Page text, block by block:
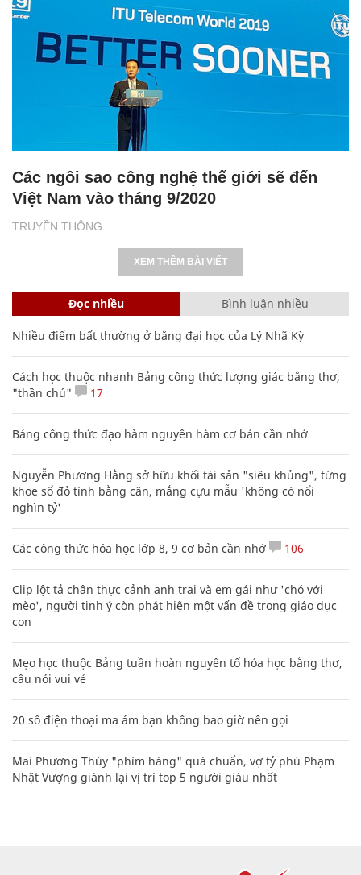
TRUYỀN THÔNG
Các ngôi sao công nghệ thế giới sẽ đến
Việt Nam vào tháng 9/2020
XEM THÊM BÀI VIẾT
Đọc nhiều Bình luận nhiều
Nhiều điểm bất thường ở bằng đại học của Lý Nhã Kỳ
Cách học thuộc nhanh Bảng công thức lượng giác bằng thơ,
"thần chú"
17
Bảng công thức đạo hàm nguyên hàm cơ bản cần nhớ
Nguyễn Phương Hằng sở hữu khối tài sản "siêu khủng", từng
khoe sổ đỏ tính bằng cân, mắng cựu mẫu 'không có nổi
nghìn tỷ'
Các công thức hóa học lớp 8, 9 cơ bản cần nhớ 106
Clip lột tả chân thực cảnh anh trai và em gái như 'chó với
mèo', người tinh ý còn phát hiện một vấn đề trong giáo dục
con
Mẹo học thuộc Bảng tuần hoàn nguyên tố hóa học bằng thơ,
câu nói vui vẻ
20 số điện thoại ma ám bạn không bao giờ nên gọi
Mai Phương Thúy "phím hàng" quá chuẩn, vợ tỷ phú Phạm
Nhật Vượng giành lại vị trí top 5 người giàu nhất